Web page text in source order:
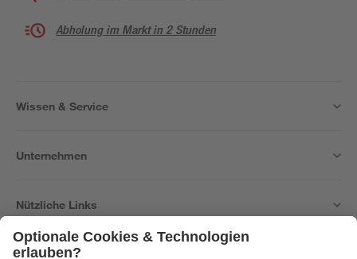
Abholung im Markt in 2 Stunden
Wissen & Service
Unternehmen
Nützliche Links